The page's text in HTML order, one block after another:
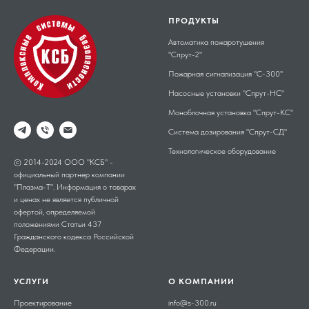
© 2014-2024 ООО "КСБ" -
официальный партнер компании
"Плазма-Т". Информация о товарах
и ценах не является публичной
офертой, определяемой
положениями Статьи 437
Гражданского кодекса Российской
Федерации.
ПРОДУКТЫ
Автоматика пожаротушения
"Спрут-2"
Пожарная сигнализация "С-300"
Насосные установки "Спрут-НС"
Моноблочная установка "Спрут-КС"
Система дозирования "Спрут-СД"
Технологическое оборудование
УСЛУГИ
Проектирование
О КОМПАНИИ
info@s-300.ru